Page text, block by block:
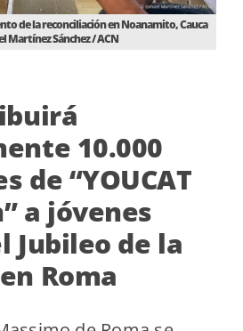
10.000
de “YOUCAT
a jóvenes
Jubileo de la
Roma
de la reconciliación en Noanamito, Cauca
Martínez Sánchez / ACN